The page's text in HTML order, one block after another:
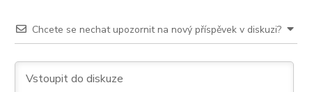
Chcete se nechat upozornit na nový příspěvek v diskuzi?